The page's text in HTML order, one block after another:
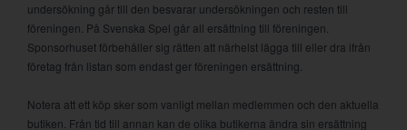
undersökning går till den besvarar undersökningen och resten till
föreningen. På Svenska Spel går all ersättning till föreningen.
Sponsorhuset förbehåller sig rätten att närhelst lägga till eller dra ifrån
företag från listan som endast ger föreningen ersättning.
Notera att ett köp sker som vanligt mellan medlemmen och den aktuella
butiken. Från tid till annan kan de olika butikerna ändra sin ersättning